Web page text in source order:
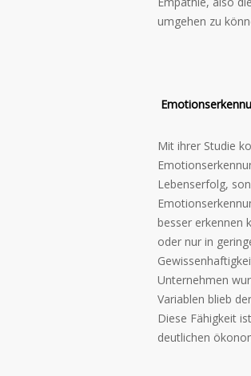
umgehen zu
Mit ihrer Studie
Lebenserfolg,
besser erkennen
oder nur in
Unternehmen
Variablen blieb
Diese Fähigkeit
deutlichen